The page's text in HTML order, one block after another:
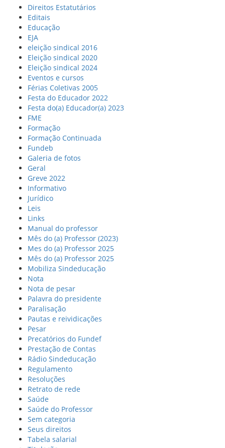
Direitos Estatutários
Editais
Educação
EJA
eleição sindical 2016
Eleição sindical 2020
Eleição sindical 2024
Eventos e cursos
Férias Coletivas 2005
Festa do Educador 2022
Festa do(a) Educador(a) 2023
FME
Formação
Formação Continuada
Fundeb
Galeria de fotos
Geral
Greve 2022
Informativo
Jurídico
Leis
Links
Manual do professor
Mês do (a) Professor (2023)
Mes do (a) Professor 2025
Mês do (a) Professor 2025
Mobiliza Sindeducação
Nota
Nota de pesar
Palavra do presidente
Paralisação
Pautas e reividicações
Pesar
Precatórios do Fundef
Prestação de Contas
Rádio Sindeducação
Regulamento
Resoluções
Retrato de rede
Saúde
Saúde do Professor
Sem categoria
Seus direitos
Tabela salarial